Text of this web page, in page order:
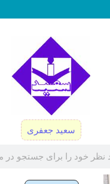
سعید جعفری